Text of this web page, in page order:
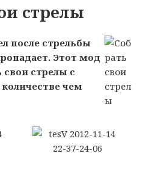
стрелы
после стрельбы
Этот мод
свои стрелы с
чем